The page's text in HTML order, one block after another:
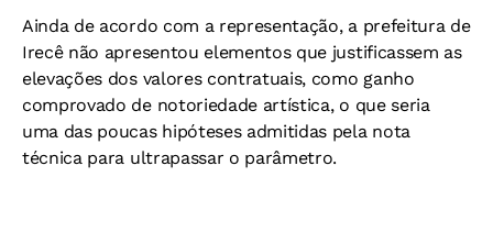
Ainda de acordo com a representação, a prefeitura de
Irecê não apresentou elementos que justificassem as
elevações dos valores contratuais, como ganho
comprovado de notoriedade artística, o que seria
uma das poucas hipóteses admitidas pela nota
técnica para ultrapassar o parâmetro.